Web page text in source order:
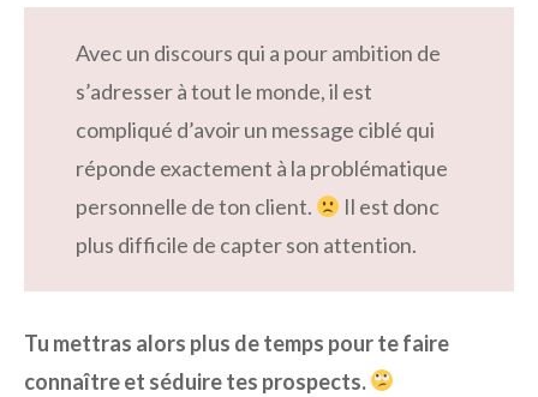
Avec un discours qui a pour ambition de
s’adresser à tout le monde, il est
compliqué d’avoir un message ciblé qui
réponde exactement à la problématique
personnelle de ton client.
Il est donc
plus difficile de capter son attention.
Tu mettras alors plus de temps pour te faire
connaître et séduire tes prospects.